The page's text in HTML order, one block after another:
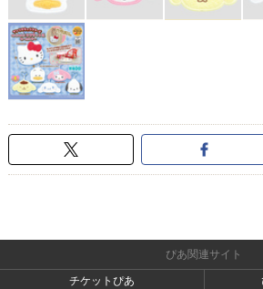
ぴあ関連サイト
チケットぴあ